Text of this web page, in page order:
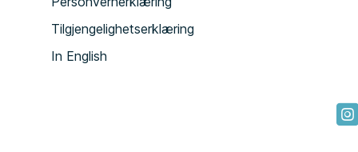
Tilgjengelighetserklæring
In English